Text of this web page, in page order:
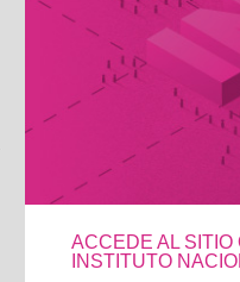
ACCEDE AL SITIO
INSTITUTO